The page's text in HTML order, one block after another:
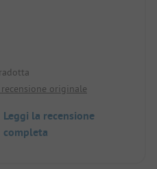
originale
Leggi la recensione
completa